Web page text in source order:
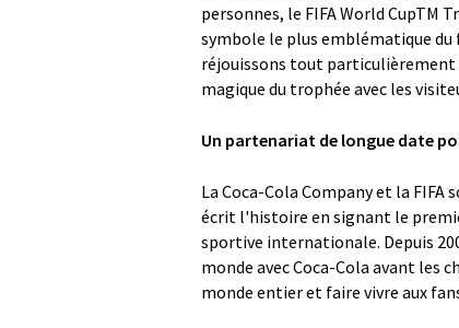
personnes, le FIFA World CupTM
symbole le plus emblématique
réjouissons tout particulièrement
magique du trophée avec les
Un partenariat de longue date
La Coca-Cola Company et la
écrit l'histoire en signant le
sportive internationale. Depuis
monde avec Coca-Cola avant les
monde entier et faire vivre aux